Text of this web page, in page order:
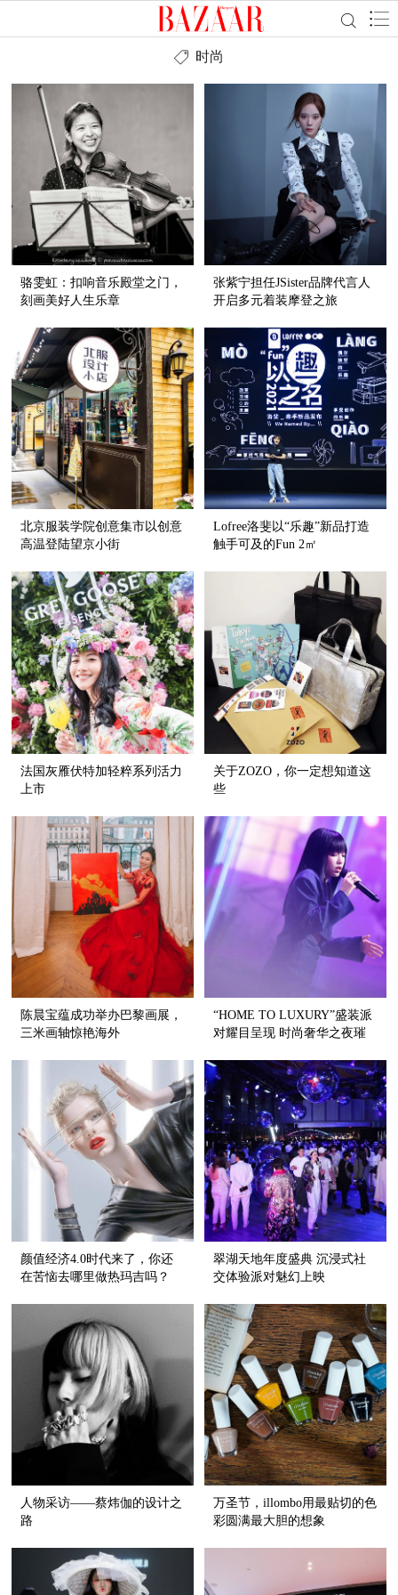
时尚
骆雯虹：扣响音乐殿堂之门，
刻画美好人生乐章
张紫宁担任JSister品牌代言人
开启多元着装摩登之旅
北京服装学院创意集市以创意
高温登陆望京小街
Lofree洛斐以“乐趣”新品打造
触手可及的Fun 2㎡
法国灰雁伏特加轻粹系列活力
上市
关于ZOZO，你一定想知道这
些
陈晨宝蕴成功举办巴黎画展，
三米画轴惊艳海外
“HOME TO LUXURY”盛装派
对耀目呈现 时尚奢华之夜璀
颜值经济4.0时代来了，你还
在苦恼去哪里做热玛吉吗？
翠湖天地年度盛典 沉浸式社
交体验派对魅幻上映
人物采访——蔡炜伽的设计之
路
万圣节，illombo用最贴切的色
彩圆满最大胆的想象